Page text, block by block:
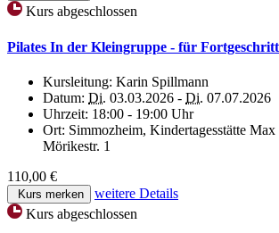
Kurs abgeschlossen
Pilates In der Kleingruppe - für
Kursleitung: Karin Spillmann
Datum: Di. 03.03.2026 - Di. 07.07.2026
Uhrzeit: 18:00 - 19:00 Uhr
Ort: Simmozheim, Kindertagesstätte
Mörikestr. 1
110,00 €
Kurs merken
weitere Details
Kurs abgeschlossen